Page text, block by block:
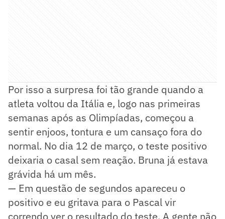
Por isso a surpresa foi tão grande quando a
atleta voltou da Itália e, logo nas primeiras
semanas após as Olimpíadas, começou a
sentir enjoos, tontura e um cansaço fora do
normal. No dia 12 de março, o teste positivo
deixaria o casal sem reação. Bruna já estava
grávida há um mês.
— Em questão de segundos apareceu o
positivo e eu gritava para o Pascal vir
correndo ver o resultado do teste. A gente não